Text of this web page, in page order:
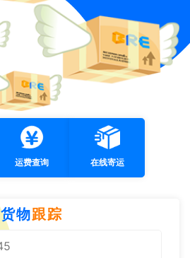
运费查询 在线寄运
货物跟踪